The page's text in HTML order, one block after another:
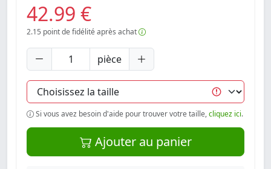
42.99 €
2.15 point de fidélité après achat
pièce
Si vous avez besoin d'aide pour trouver votre taille,cliquez ici.
Ajouter au panier